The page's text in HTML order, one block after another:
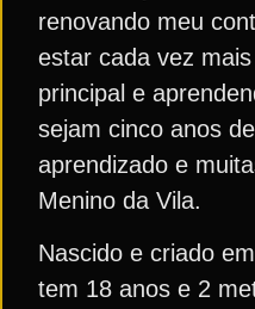
renovando meu
estar cada vez
principal e
sejam cinco anos
aprendizado e
Menino da Vila.
Nascido e criado
tem 18 anos e 2